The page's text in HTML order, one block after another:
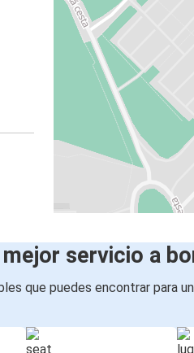
mejor servicio a
que puedes encontrar para